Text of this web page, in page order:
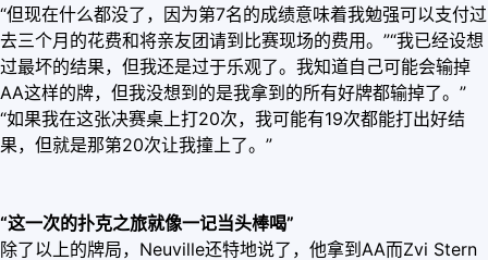
“但现在什么都没了，因为第7名的成绩意味着我勉强可以支付过
去三个月的花费和将亲友团请到比赛现场的费用。”“我已经设想
过最坏的结果，但我还是过于乐观了。我知道自己可能会输掉
AA这样的牌，但我没想到的是我拿到的所有好牌都输掉了。”
“如果我在这张决赛桌上打20次，我可能有19次都能打出好结
果，但就是那第20次让我撞上了。”
“这一次的扑克之旅就像一记当头棒喝”
除了以上的牌局，Neuville还特地说了，他拿到AA而Zvi Stern